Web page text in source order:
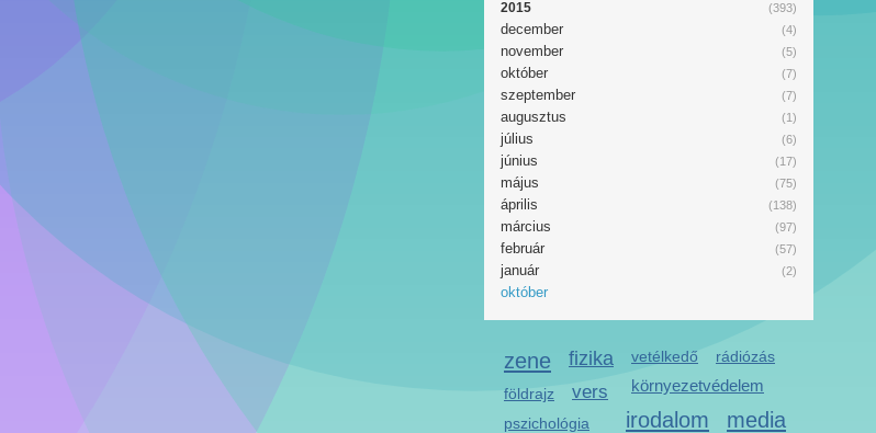
(393)
2015
(4)
december
(5)
november
(7)
október
(7)
szeptember
(1)
augusztus
(6)
július
(17)
június
(75)
május
(138)
április
(97)
március
(57)
február
(2)
január
október
zene fizika vetélkedő
környezetvédelem
rádiózás
földrajz vers
irodalom media
pszichológia